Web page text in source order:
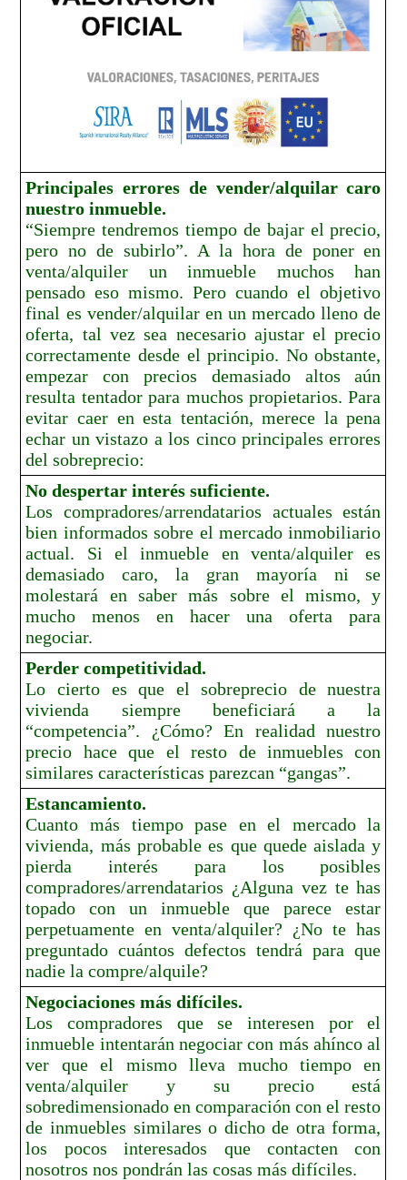
Principales errores de vender/alquilar caro
nuestro inmueble.
“Siempre tendremos tiempo de bajar el precio,
pero no de subirlo”. A la hora de poner en
venta/alquiler un inmueble muchos han
pensado eso mismo. Pero cuando el objetivo
final es vender/alquilar en un mercado lleno de
oferta, tal vez sea necesario ajustar el precio
correctamente desde el principio. No obstante,
empezar con precios demasiado altos aún
resulta tentador para muchos propietarios. Para
evitar caer en esta tentación, merece la pena
echar un vistazo a los cinco principales errores
del sobreprecio:
No despertar interés suficiente.
Los compradores/arrendatarios actuales están
bien informados sobre el mercado inmobiliario
actual. Si el inmueble en venta/alquiler es
demasiado caro, la gran mayoría ni se
molestará en saber más sobre el mismo, y
mucho menos en hacer una oferta para
negociar.
Perder competitividad.
Lo cierto es que el sobreprecio de nuestra
vivienda siempre beneficiará a la
“competencia”. ¿Cómo? En realidad nuestro
precio hace que el resto de inmuebles con
similares características parezcan “gangas”.
Estancamiento.
Cuanto más tiempo pase en el mercado la
vivienda, más probable es que quede aislada y
pierda interés para los posibles
compradores/arrendatarios ¿Alguna vez te has
topado con un inmueble que parece estar
perpetuamente en venta/alquiler? ¿No te has
preguntado cuántos defectos tendrá para que
nadie la compre/alquile?
Negociaciones más difíciles.
Los compradores que se interesen por el
inmueble intentarán negociar con más ahínco al
ver que el mismo lleva mucho tiempo en
venta/alquiler y su precio está
sobredimensionado en comparación con el resto
de inmuebles similares o dicho de otra forma,
los pocos interesados que contacten con
nosotros nos pondrán las cosas más difíciles.